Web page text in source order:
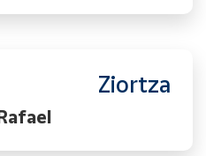
Ziortza